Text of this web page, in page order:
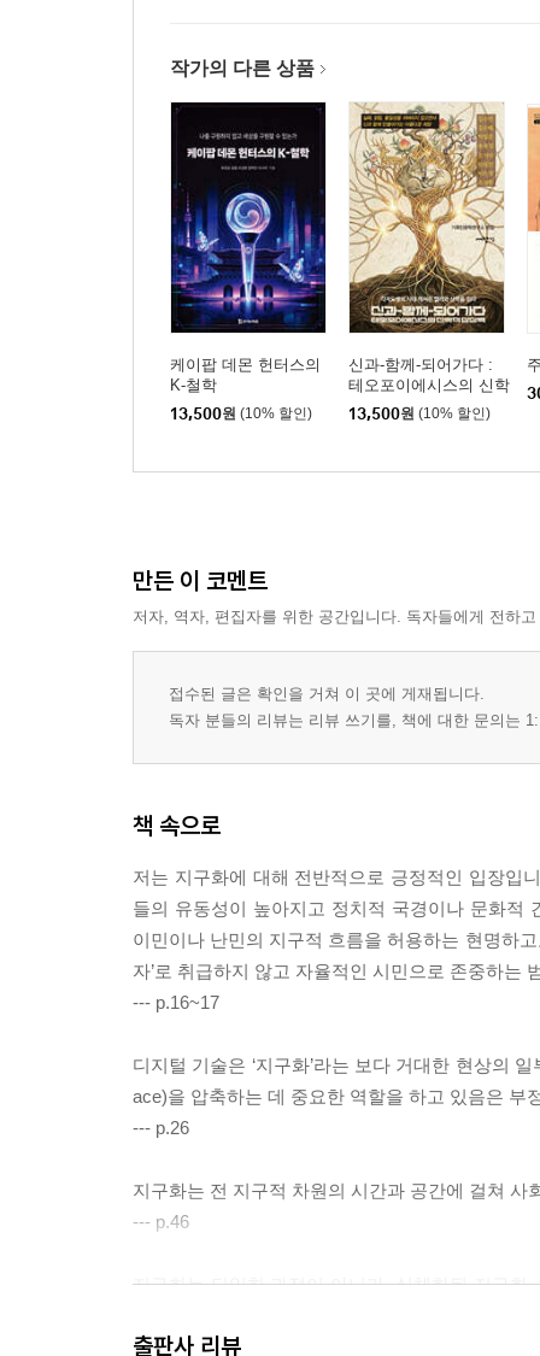
작가의 다른 상품
케이팝 데몬 헌터스의
K-철학
13,500원 (10% 할인)
신과-함께-되어가다 :
테오포이에시스의 신학
적 상상력
13,500원 (10% 할인)
만든 이 코멘트
저자, 역자, 편집자를 위한 공간입니다. 독자들에게 전하
접수된 글은 확인을 거쳐 이 곳에 게재됩니다.
독자 분들의 리뷰는 리뷰 쓰기를, 책에 대한 문의는
책 속으로
저는 지구화에 대해 전반적으로 긍정적인 입장입
들의 유동성이 높아지고 정치적 국경이나 문화적
이민이나 난민의 지구적 흐름을 허용하는 현명하
자’로 취급하지 않고 자율적인 시민으로 존중하는
--- p.16~17
디지털 기술은 ‘지구화’라는 보다 거대한 현상의
ace)을 압축하는 데 중요한 역할을 하고 있음은 부
--- p.26
지구화는 전 지구적 차원의 시간과 공간에 걸쳐
--- p.46
지구화는 단일한 과정이 아니라, 실체화된 지구
--- p.73
출판사 리뷰